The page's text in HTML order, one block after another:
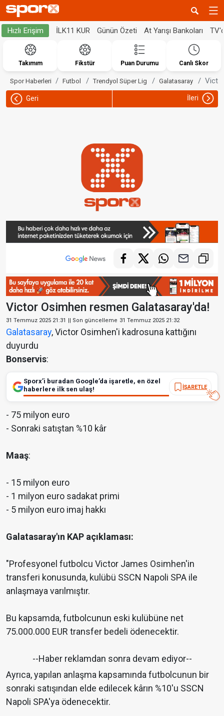
Hızlı Erişim İLK11 KUR Günün Özeti At Yarışı Bankoları
Takımım Fikstür Puan Durumu Canlı Skor
Spor Haberleri Futbol Trendyol Süper Lig Galatasaray
Geri İleri
Victor Osimhen resmen Galatasaray'da!
31 Temmuz 2025 21:31 || Son güncelleme 31 Temmuz 2025 21:32
Galatasaray, Victor Osimhen'i kadrosuna kattığını
duyurdu
Bonservis:
Sporx’i buradan Google’da işaretle, en özel
haberlere ilk sen ulaş!
İŞARETLE
- 75 milyon euro
- Sonraki satıştan %10 kâr
Maaş:
- 15 milyon euro
- 1 milyon euro sadakat primi
- 5 milyon euro imaj hakkı
Galatasaray'ın KAP açıklaması:
"Profesyonel futbolcu Victor James Osimhen'in
transferi konusunda, kulübü SSCN Napoli SPA ile
anlaşmaya varılmıştır.
Bu kapsamda, futbolcunun eski kulübüne net
75.000.000 EUR transfer bedeli ödenecektir.
--Haber reklamdan sonra devam ediyor--
Ayrıca, yapılan anlaşma kapsamında futbolcunun bir
sonraki satışından elde edilecek kârın %10'u SSCN
Napoli SPA'ya ödenecektir.